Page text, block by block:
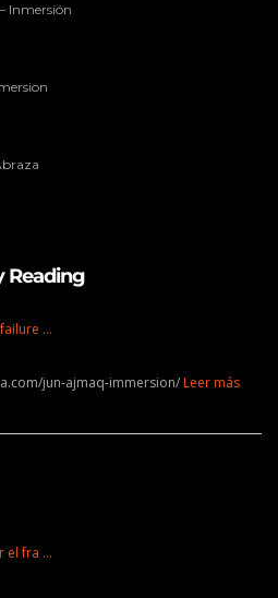
Inmersión
Reading
…
jun-ajmaq-immersion/ Leer más
el fra …